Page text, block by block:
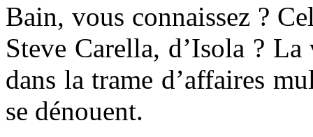
Bain, vous connaissez ?
Steve Carella, d’Isola ?
dans la trame d’affaires
se dénouent.